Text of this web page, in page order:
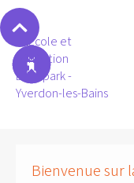
Bienvenue sur